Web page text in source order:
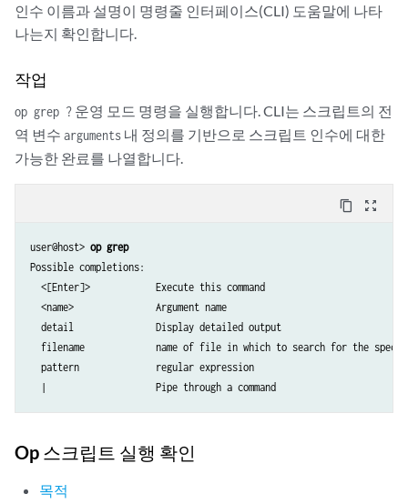
인수 이름과 설명이 명령줄 인터페이스(CLI) 도움말에 나타
나는지 확인합니다.
작업
op grep ? 운영 모드 명령을 실행합니다. CLI는 스크립트의 전
역 변수 arguments 내 정의를 기반으로 스크립트 인수에 대한
가능한 완료를 나열합니다.
content_copy zoom_out_map
user@host> op grep
Possible completions:
  <[Enter]>            Execute this command
  <name>               Argument name
  detail               Display detailed output
filename             name of file in which to search for the
  pattern              regular expression
  |                    Pipe through a command
Op 스크립트 실행 확인
목적